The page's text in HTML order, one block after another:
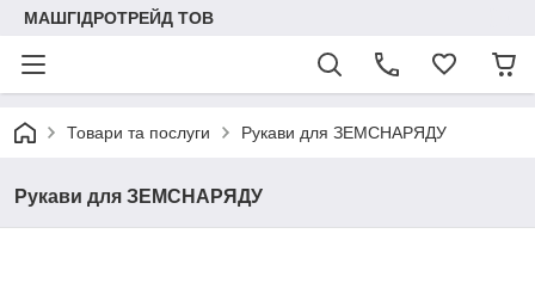
МАШГІДРОТРЕЙД ТОВ
Товари та послуги Рукави для ЗЕМСНАРЯДУ
Рукави для ЗЕМСНАРЯДУ